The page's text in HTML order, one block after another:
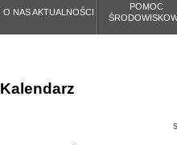
O NAS AKTUALNOŚCI
POMOC
Kalendarz